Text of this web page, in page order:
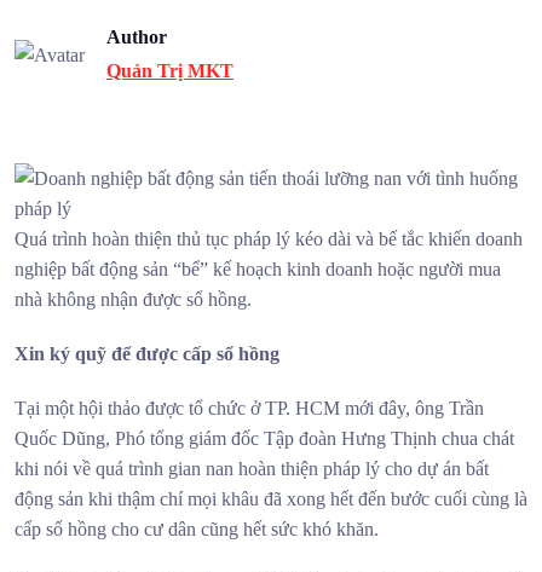
Author
Quản Trị MKT
Quá trình hoàn thiện thủ tục pháp lý kéo dài và bế tắc khiến doanh
nghiệp bất động sản “bể” kế hoạch kinh doanh hoặc người mua
nhà không nhận được sổ hồng.
Xin ký quỹ để được cấp sổ hồng
Tại một hội thảo được tổ chức ở TP. HCM mới đây, ông Trần
Quốc Dũng, Phó tổng giám đốc Tập đoàn Hưng Thịnh chua chát
khi nói về quá trình gian nan hoàn thiện pháp lý cho dự án bất
động sản khi thậm chí mọi khâu đã xong hết đến bước cuối cùng là
cấp sổ hồng cho cư dân cũng hết sức khó khăn.